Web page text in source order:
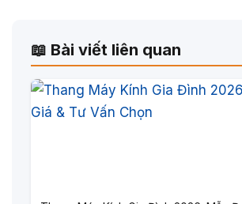
📖 Bài viết liên quan